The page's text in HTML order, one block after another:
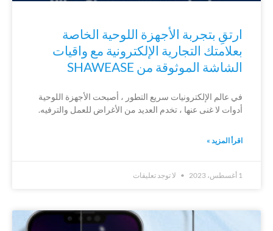
ارتقِ بتجربة الأجهزة اللوحية الخاصة
بعلامتك التجارية الإلكترونية مع واقيات
الشاشة الموثوقة من SHAWEASE
في عالم الإلكترونيات سريع التطور ، أصبحت الأجهزة اللوحية
أدوات لا غنى عنها ، تخدم العديد من الأغراض للعمل والترفيه.
اقرأ المزيد »
1 أغسطس، 2023 لا توجد تعليقات